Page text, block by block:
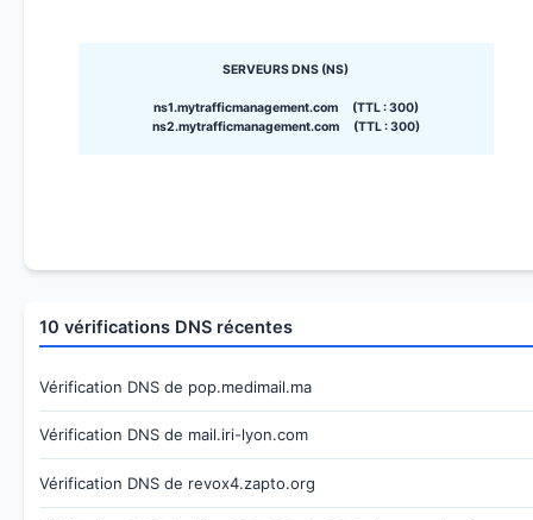
SERVEURS DNS (NS)
ns1.mytrafficmanagement.com (TTL : 300)
ns2.mytrafficmanagement.com (TTL : 300)
10 vérifications DNS récentes
Vérification DNS de pop.medimail.ma
Vérification DNS de mail.iri-lyon.com
Vérification DNS de revox4.zapto.org